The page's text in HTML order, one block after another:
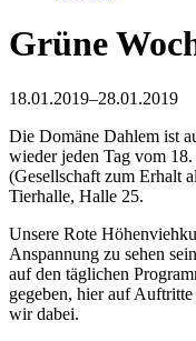
Grüne
18.01.2019–28.01.2019
Die Domäne Dahlem ist
wieder jeden Tag vom
(Gesellschaft zum Erhalt
Tierhalle, Halle 25.
Unsere Rote
Anspannung zu sehen
auf den täglichen
gegeben, hier auf
wir dabei.